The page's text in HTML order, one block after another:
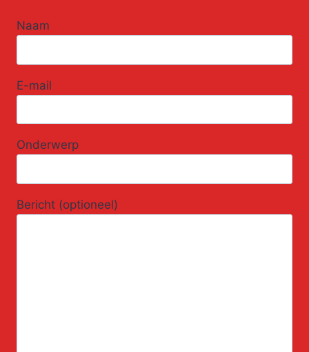
Naam
E-mail
Onderwerp
Bericht (optioneel)